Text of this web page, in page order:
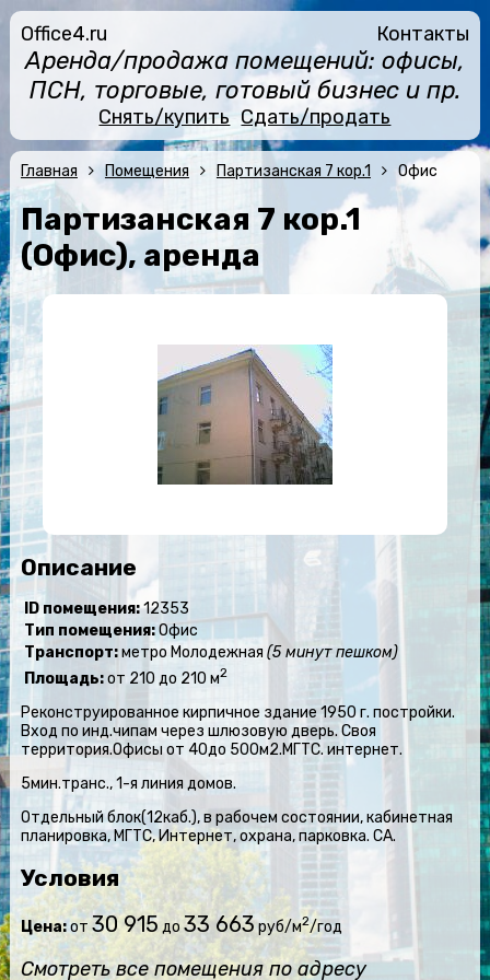
Office4.ru Контакты
Аренда/продажа помещений: офисы,
ПСН, торговые, готовый бизнес и пр.
Снять/купить Сдать/продать
Главная Помещения Партизанская 7 кор.1 Офис
Партизанская 7 кор.1
(Офис), аренда
Описание
ID помещения:12353
Тип помещения:Офис
Транспорт:метро Молодежная (5 минут пешком)
Площадь:от 210 до 210 м2
Реконструированное кирпичное здание 1950 г. постройки.
Вход по инд.чипам через шлюзовую дверь. Своя
территория.Офисы от 40до 500м2.МГТС. интернет.
5мин.транс., 1-я линия домов.
Отдельный блок(12каб.), в рабочем состоянии, кабинетная
планировка, МГТС, Интернет, охрана, парковка. СА.
Условия
Цена:от 30 915до33 663руб/м2/год
Смотреть все помещения по адресу